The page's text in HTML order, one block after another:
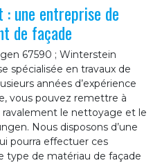
une entreprise de
de façade
67590 ; Winterstein
spécialisée en travaux de
années d’expérience
vous pouvez remettre à
le nettoyage et le
Nous disposons d’une
pourra effectuer ces
type de matériau de façade